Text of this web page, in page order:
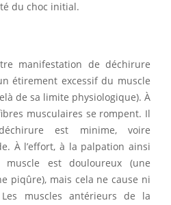
du choc initial.
manifestation de déchirure
étirement excessif du muscle
de sa limite physiologique). À
musculaires se rompent. Il
est minime, voire
À l’effort, à la palpation ainsi
est douloureux (une
piqûre), mais cela ne cause ni
muscles antérieurs de la